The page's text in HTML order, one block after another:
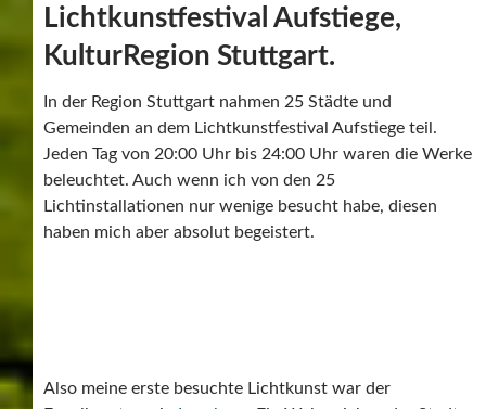
Lichtkunstfestival Aufstiege,
KulturRegion Stuttgart.
In der Region Stuttgart nahmen 25 Städte und
Gemeinden an dem Lichtkunstfestival Aufstiege teil.
Jeden Tag von 20:00 Uhr bis 24:00 Uhr waren die Werke
beleuchtet. Auch wenn ich von den 25
Lichtinstallationen nur wenige besucht habe, diesen
haben mich aber absolut begeistert.
Also meine erste besuchte Lichtkunst war der